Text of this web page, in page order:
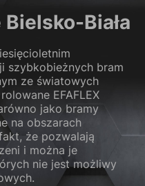
Biała
szybkobieżnych bram
ze światowych
EFAFLEX
jako bramy
na obszarach
że pozwalają
i można je
nie jest możliwy